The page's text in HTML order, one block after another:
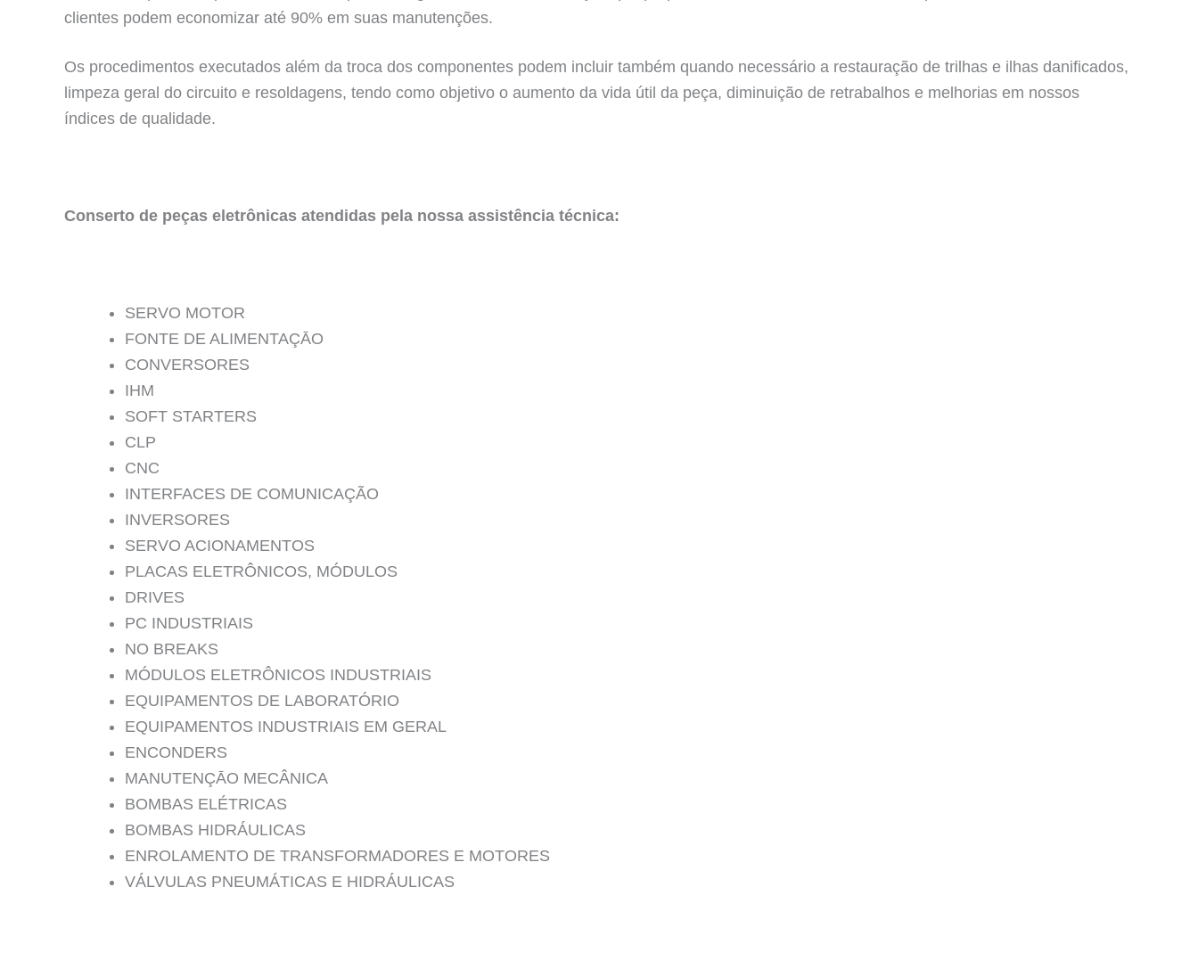
clientes podem economizar até 90% em suas manutenções.
Os procedimentos executados além da troca dos componentes podem incluir também quando necessário a restauração de trilhas e ilhas danificados,
limpeza geral do circuito e resoldagens, tendo como objetivo o aumento da vida útil da peça, diminuição de retrabalhos e melhorias em nossos
índices de qualidade.
Conserto de peças eletrônicas atendidas pela nossa assistência técnica:
SERVO MOTOR
FONTE DE ALIMENTAÇĀO
CONVERSORES
IHM
SOFT STARTERS
CLP
CNC
INTERFACES DE COMUNICAÇÃO
INVERSORES
SERVO ACIONAMENTOS
PLACAS ELETRÔNICOS, MÓDULOS
DRIVES
PC INDUSTRIAIS
NO BREAKS
MÓDULOS ELETRÔNICOS INDUSTRIAIS
EQUIPAMENTOS DE LABORATÓRIO
EQUIPAMENTOS INDUSTRIAIS EM GERAL
ENCONDERS
MANUTENÇĀO MECÂNICA
BOMBAS ELÉTRICAS
BOMBAS HIDRÁULICAS
ENROLAMENTO DE TRANSFORMADORES E MOTORES
VÁLVULAS PNEUMÁTICAS E HIDRÁULICAS